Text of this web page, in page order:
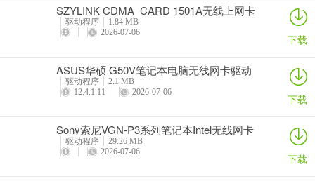
SZYLINK CDMA_CARD 1501A无线上网卡
驱动程序
1.84 MB
2026-07-06
下载
ASUS华硕 G50V笔记本电脑无线网卡驱动
驱动程序
2.1 MB
12.4.1.11
2026-07-06 下载
Sony索尼VGN-P3系列笔记本Intel无线网卡
驱动
驱动程序
29.26 MB
2026-07-06
下载